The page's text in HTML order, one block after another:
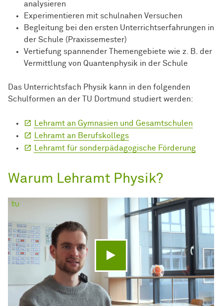
analysieren
Experimentieren mit schulnahen Versuchen
Begleitung bei den ersten Unterrichtserfahrungen in
der Schule (Praxissemester)
Vertiefung spannender Themengebiete wie z. B. der
Vermittlung von Quantenphysik in der Schule
Das Unterrichtsfach Physik kann in den folgenden
Schulformen an der TU Dortmund studiert werden:
Lehramt an Gymnasien und Gesamtschulen
Lehramt an Berufskollegs
Lehramt für sonderpädagogische Förderung
Warum Lehramt Physik?
Video abspielen